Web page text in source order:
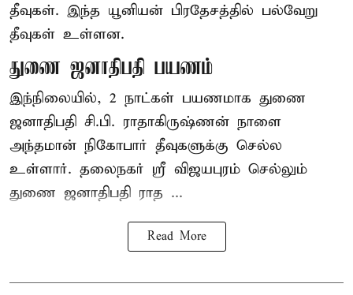
தீவுகள். இந்த யூனியன் பிரதேசத்தில் பல்வேறு
தீவுகள் உள்ளன.
துணை ஜனாதிபதி பயணம்
இந்நிலையில், 2 நாட்கள் பயணமாக துணை
ஜனாதிபதி சி.பி. ராதாகிருஷ்ணன் நாளை
அந்தமான் நிகோபார் தீவுகளுக்கு செல்ல
உள்ளார். தலைநகர் ஸ்ரீ விஜயபுரம் செல்லும்
துணை ஜனாதிபதி ராத ...
Read More